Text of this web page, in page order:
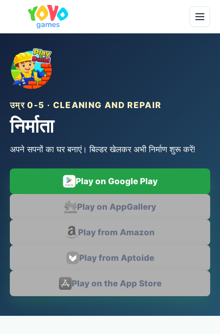
उम्र 0-5 · CLEANING AND REPAIR
निर्माता
अपने सपनों का घर बनाएं। बिल्डर खेलकर अभी निर्माण शुरू करें!
Play on Google Play
Play on AppGallery
Play from Amazon
Play from Aptoide
Play on the App Store